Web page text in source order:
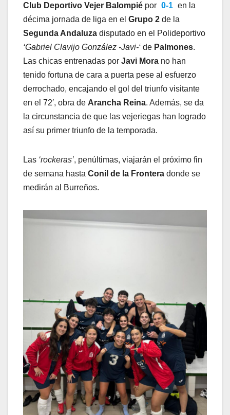
Club Deportivo Vejer Balompié por 0-1 en la
décima jornada de liga en el Grupo 2 de la
Segunda Andaluza disputado en el Polideportivo
‘Gabriel Clavijo González -Javi-‘ de Palmones.
Las chicas entrenadas por Javi Mora no han
tenido fortuna de cara a puerta pese al esfuerzo
derrochado, encajando el gol del triunfo visitante
en el 72′, obra de Arancha Reina. Además, se da
la circunstancia de que las vejeriegas han logrado
así su primer triunfo de la temporada.
Las ‘rockeras’, penúltimas, viajarán el próximo fin
de semana hasta Conil de la Frontera donde se
medirán al Burreños.